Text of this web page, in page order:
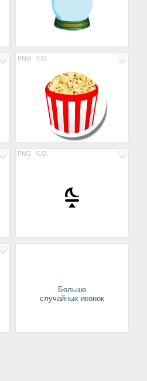
PNG ICO
PNG ICO
Больше
случайных иконок